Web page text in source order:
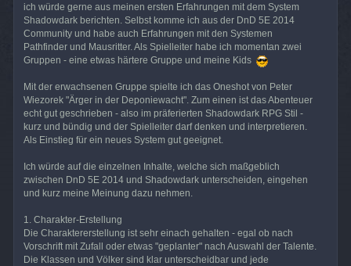
ich würde gerne aus meinen ersten Erfahrungen mit dem System
Shadowdark berichten. Selbst komme ich aus der DnD 5E 2014
Community und habe auch Erfahrungen mit den Systemen
Pathfinder und Mausritter. Als Spielleiter habe ich momentan zwei
Gruppen - eine etwas härtere Gruppe und meine Kids
Mit der erwachsenen Gruppe spielte ich das Oneshot von Peter
Wiezorek "Ärger in der Deponiewacht". Zum einen ist das Abenteuer
echt gut geschrieben - also im präferierten Shadowdark RPG Stil -
kurz und bündig und der Spielleiter darf denken und interpretieren.
Als Einstieg für ein neues System gut geeignet.
Ich würde auf die einzelnen Inhalte, welche sich maßgeblich
zwischen DnD 5E 2014 und Shadowdark unterscheiden, eingehen
und kurz meine Meinung dazu nehmen.
1. Charakter-Erstellung
Die Charaktererstellung ist sehr einach gehalten - egal ob nach
Vorschrift mit Zufall oder etwas "geplanter" nach Auswahl der Talente.
Die Klassen und Völker sind klar unterscheidbar und jede